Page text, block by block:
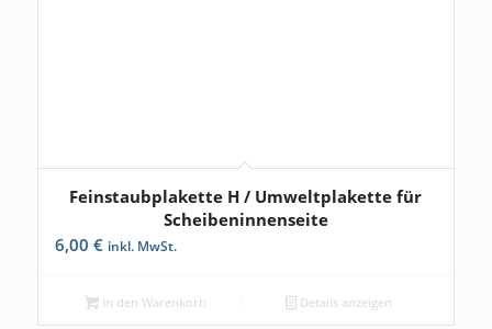
5.00
Feinstaubplakette H / Umweltplakette für
Scheibeninnenseite
6,00 € inkl. MwSt.
In den Warenkorb Details anzeigen